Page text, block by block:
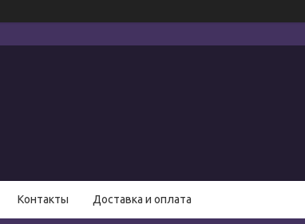
Контакты Доставка и оплата